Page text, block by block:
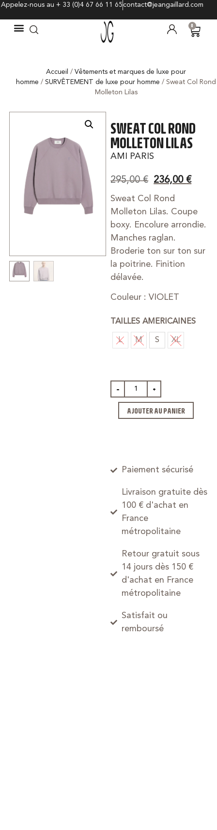
Appelez-nous au + 33 (0)4 67 66 11 65contact@jeangaillard.com
0
Accueil /Vêtements et marques de luxe pour
homme /SURVÊTEMENT de luxe pour homme / Sweat Col Rond
Molleton Lilas
SWEAT COL ROND
MOLLETON LILAS
AMI PARIS
295,00€ 236,00€
Sweat Col Rond
Molleton Lilas. Coupe
boxy. Encolure arrondie.
Manches raglan.
Broderie ton sur ton sur
la poitrine. Finition
délavée.
Couleur : VIOLET
TAILLES AMERICAINES
L M S XL
- +
AJOUTER AU PANIER
Paiement sécurisé
Livraison gratuite dès
100 € d'achat en
France
métropolitaine
Retour gratuit sous
14 jours dès 150 €
d'achat en France
métropolitaine
Satisfait ou
remboursé